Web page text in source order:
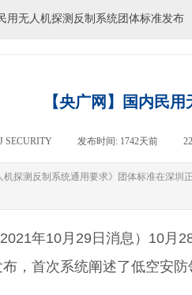
用无人机探测反制系统团体标准发布
【央广网】国内民
SECURITY 发布时间: 1742天前
机探测反制系统通用要求》团体标准在深
2021年10月29日消息）10月
，首次系统阐述了低空安